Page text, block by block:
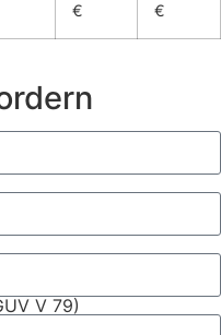
€
€
V 79)